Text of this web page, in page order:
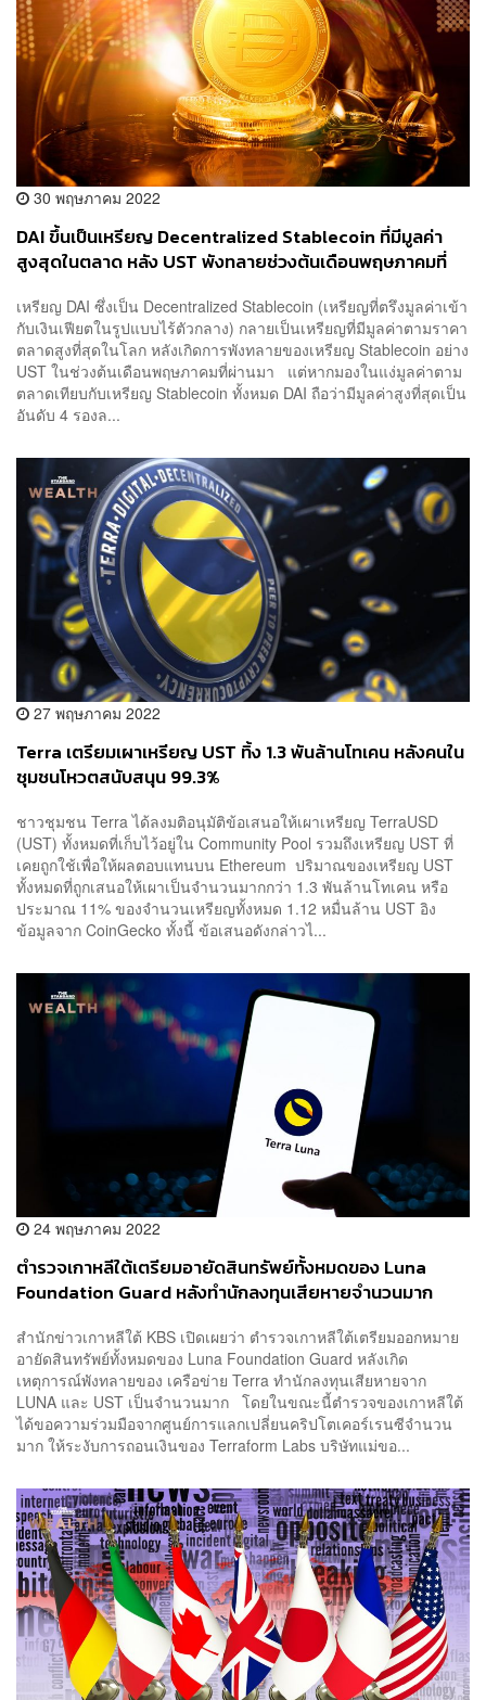
30 พฤษภาคม 2022
DAI ขึ้นเป็นเหรียญ Decentralized Stablecoin ที่มีมูลค่า
สูงสุดในตลาด หลัง UST พังทลายช่วงต้นเดือนพฤษภาคมที่
เหรียญ DAI ซึ่งเป็น Decentralized Stablecoin (เหรียญที่ตรึงมูลค่าเข้า
กับเงินเฟียตในรูปแบบไร้ตัวกลาง) กลายเป็นเหรียญที่มีมูลค่าตามราคา
ตลาดสูงที่สุดในโลก หลังเกิดการพังทลายของเหรียญ Stablecoin อย่าง
UST ในช่วงต้นเดือนพฤษภาคมที่ผ่านมา แต่หากมองในแง่มูลค่าตาม
ตลาดเทียบกับเหรียญ Stablecoin ทั้งหมด DAI ถือว่ามีมูลค่าสูงที่สุดเป็น
อันดับ 4 รองล...
27 พฤษภาคม 2022
Terra เตรียมเผาเหรียญ UST ทิ้ง 1.3 พันล้านโทเคน หลังคนใน
ชุมชนโหวตสนับสนุน 99.3%
ชาวชุมชน Terra ได้ลงมติอนุมัติข้อเสนอให้เผาเหรียญ TerraUSD
(UST) ทั้งหมดที่เก็บไว้อยู่ใน Community Pool รวมถึงเหรียญ UST ที่
เคยถูกใช้เพื่อให้ผลตอบแทนบน Ethereum ปริมาณของเหรียญ UST
ทั้งหมดที่ถูกเสนอให้เผาเป็นจำนวนมากกว่า 1.3 พันล้านโทเคน หรือ
ประมาณ 11% ของจำนวนเหรียญทั้งหมด 1.12 หมื่นล้าน UST อิง
ข้อมูลจาก CoinGecko ทั้งนี้ ข้อเสนอดังกล่าวไ...
24 พฤษภาคม 2022
ตำรวจเกาหลีใต้เตรียมอายัดสินทรัพย์ทั้งหมดของ Luna
Foundation Guard หลังทำนักลงทุนเสียหายจำนวนมาก
สำนักข่าวเกาหลีใต้ KBS เปิดเผยว่า ตำรวจเกาหลีใต้เตรียมออกหมาย
อายัดสินทรัพย์ทั้งหมดของ Luna Foundation Guard หลังเกิด
เหตุการณ์พังทลายของ เครือข่าย Terra ทำนักลงทุนเสียหายจาก
LUNA และ UST เป็นจำนวนมาก โดยในขณะนี้ตำรวจของเกาหลีใต้
ได้ขอความร่วมมือจากศูนย์การแลกเปลี่ยนคริปโตเคอร์เรนซีจำนวน
มาก ให้ระงับการถอนเงินของ Terraform Labs บริษัทแม่ขอ...